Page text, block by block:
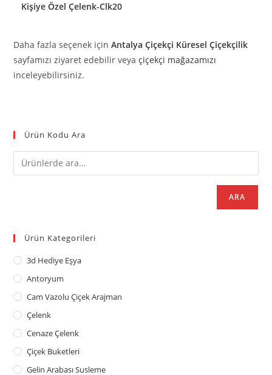
Kişiye Özel Çelenk-Clk20
Daha fazla seçenek içinAntalya Çiçekçi Küresel Çiçekçilik
sayfamızı ziyaret edebilir veyaçiçekçi mağazamızı
inceleyebilirsiniz.
Ürün Kodu Ara
ARA
Ürün Kategorileri
3d Hediye Eşya
Antoryum
Cam Vazolu Çiçek Arajman
Çelenk
Cenaze Çelenk
Çiçek Buketleri
Gelin Arabası Susleme